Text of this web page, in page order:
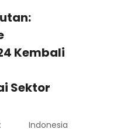
Kembali
Sektor
Indonesia